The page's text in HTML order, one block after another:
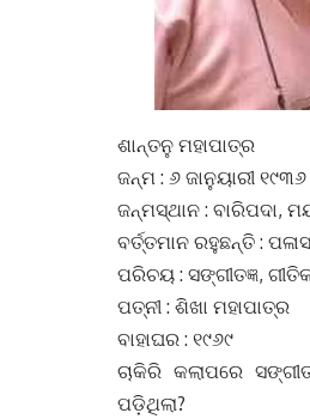
ଶାନ୍ତନୁ ମହାପାତ୍ର
ଜନ୍ମ : ୬ ଜାନୁୟାରୀ ୧୯୩୬
ଜନ୍ମସ୍ଥାନ : ବାରିପଦା,
ବର୍ତ୍ତମାନ ରହୁଛନ୍ତି :
ପରିଚୟ : ସଙ୍ଗୀତଜ୍ଞ,
ପତ୍ନୀ : ଶିଖା ମହାପାତ୍ର
ବାହାଘର : ୧୯୬୯
ଚାକିରି କଲାପରେ
ପଡ଼ିଥିଲା?